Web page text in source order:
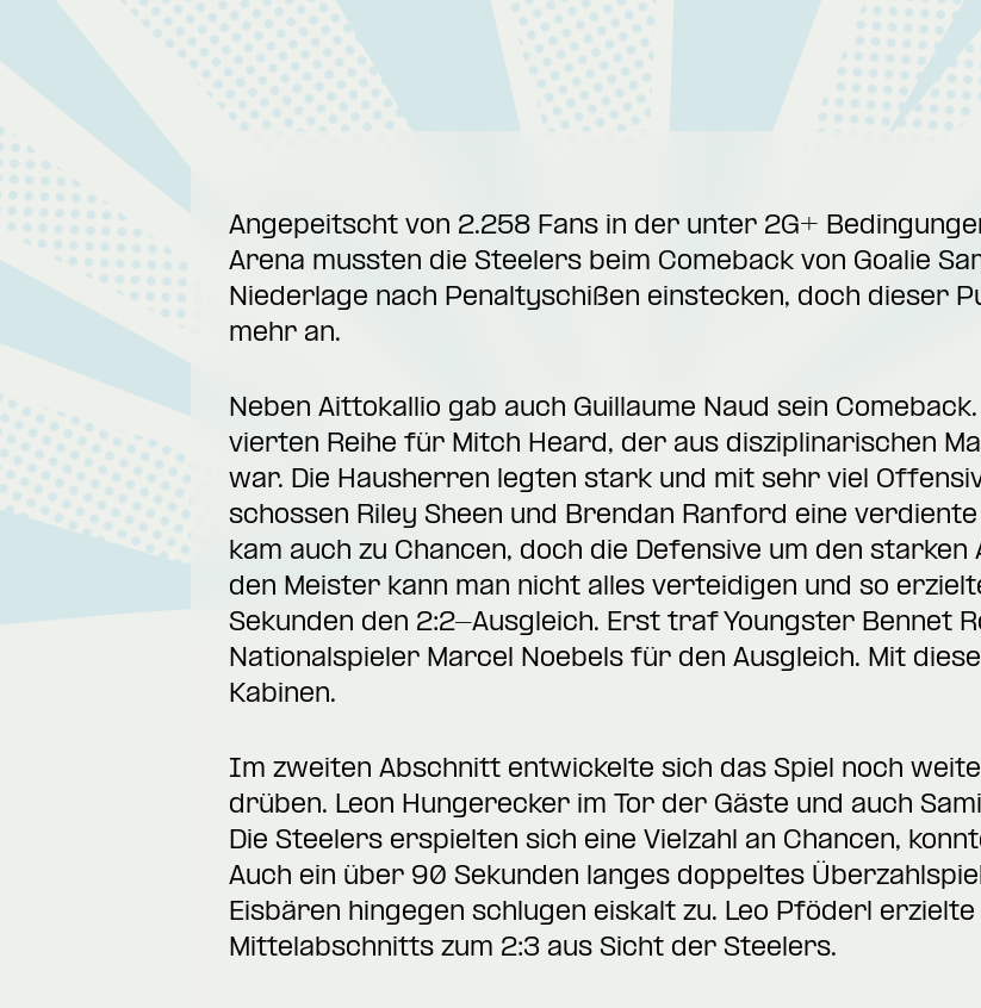
Angepeitscht von 2.258 Fans in der unter 2G+
Arena mussten die Steelers beim Comeback von Goalie
Niederlage nach Penaltyschißen einstecken, doch dieser
mehr an.
Neben Aittokallio gab auch Guillaume Naud sein
vierten Reihe für Mitch Heard, der aus disziplinarischen
war. Die Hausherren legten stark und mit sehr viel
schossen Riley Sheen und Brendan Ranford eine
kam auch zu Chancen, doch die Defensive um den
den Meister kann man nicht alles verteidigen und so
Sekunden den 2:2-Ausgleich. Erst traf Youngster Bennet
Nationalspieler Marcel Noebels für den Ausgleich. Mit
Kabinen.
Im zweiten Abschnitt entwickelte sich das Spiel noch
drüben. Leon Hungerecker im Tor der Gäste und auch
Die Steelers erspielten sich eine Vielzahl an Chancen,
Auch ein über 90 Sekunden langes doppeltes
Eisbären hingegen schlugen eiskalt zu. Leo Pföderl
Mittelabschnitts zum 2:3 aus Sicht der Steelers.